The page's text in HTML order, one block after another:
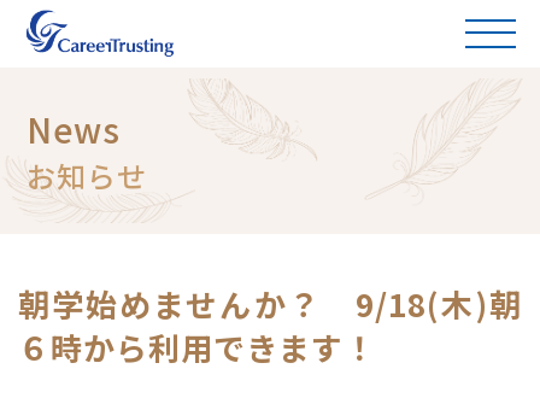
News
お知らせ
朝学始めませんか？ 9/18(木)朝
６時から利用できます！